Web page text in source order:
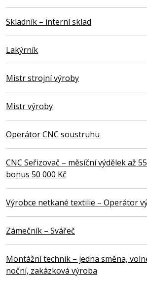
Skladník – interní sklad
Lakýrník
Mistr strojní výroby
Mistr výroby
Operátor CNC soustruhu
CNC Seřizovač – měsíční výdělek až
bonus 50 000 Kč
Výrobce netkané textilie – Operátor
Zámečník – Svářeč
Montážní technik – jedna směna,
noční, zakázková výroba